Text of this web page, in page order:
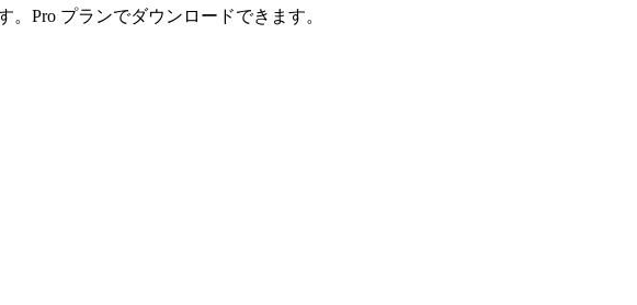
Pro プランでダウンロードできます。